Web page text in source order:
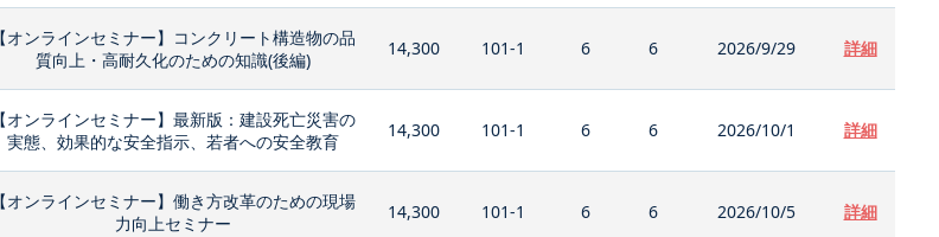
【オンラインセミナー】コンクリート構造物の品
質向上・高耐久化のための知識(後編)
14,300 101-1 6 6 2026/9/29 詳細
【オンラインセミナー】最新版：建設死亡災害の
実態、効果的な安全指示、若者への安全教育
14,300 101-1 6 6 2026/10/1 詳細
【オンラインセミナー】働き方改革のための現場
力向上セミナー
14,300 101-1 6 6 2026/10/5 詳細